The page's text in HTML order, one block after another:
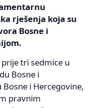
rješenja koja su
Bosne i
tri sedmice u
Bosne i
i Hercegovine,
pravnim